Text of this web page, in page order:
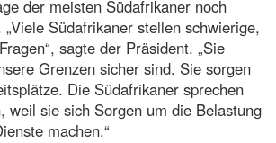
der meisten Südafrikaner noch
Südafrikaner stellen schwierige,
sagte der Präsident. „Sie
Grenzen sicher sind. Sie sorgen
Die Südafrikaner sprechen
weil sie sich Sorgen um die Belastung
machen.“